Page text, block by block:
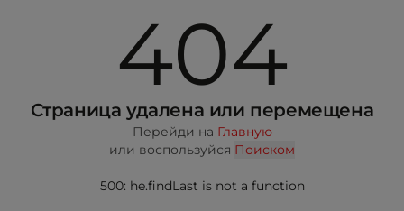
404
Страница удалена или перемещена
Перейди на Главную
или воспользуйся Поиском
500: he.findLast is not a function